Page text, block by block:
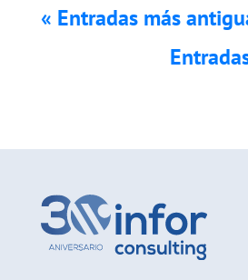
« Entradas más